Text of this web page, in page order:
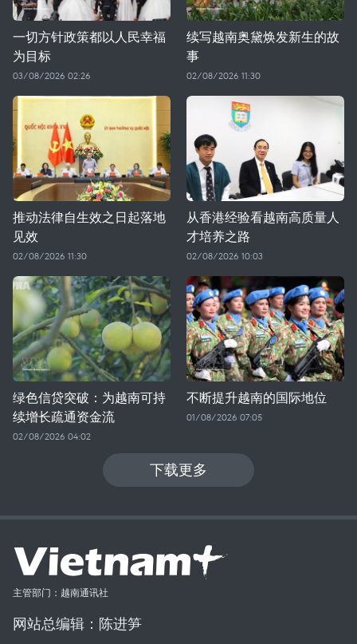
一切方针政策都以人民幸福
为目标
03/08/2026 02:26
续写越南奥黛焕发新生的故
事
02/08/2026 11:30
推动法律自生效之日起落地
见效
02/08/2026 11:30
从香港经验看越南高质量人
才培养之路
02/08/2026 10:03
绿色信贷突破：为越南可持
续增长疏通资金流
02/08/2026 04:02
不断提升越南的国际地位
01/08/2026 07:05
下载更多
主管部门：越南通讯社
网站总编辑：陈进笋